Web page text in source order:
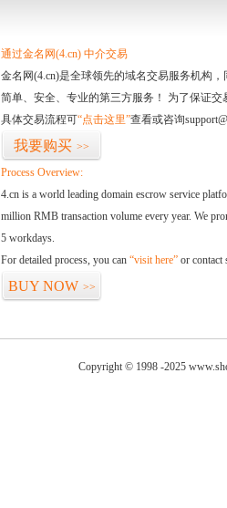
通过金名网(4.cn) 中介交易
金名网(4.cn)是全球领先的域名交易服务机构
简单、安全、专业的第三方服务！ 为了保证
具体交易流程可“点击这里”查看或咨询
我要购买 >>
Process Overview:
4.cn is a world leading domain escrow service
million RMB transaction volume every year. We
5 workdays.
For detailed process, you can “visit here” or contact
BUY NOW >>
Copyright © 1998 -2025